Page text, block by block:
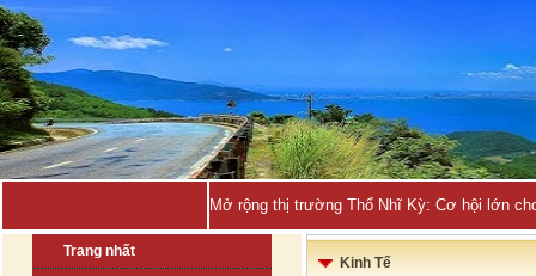
Mở rộng thị trường Thổ Nhĩ Kỳ: Cơ hội lớn
Trang nhất
Kinh Tế